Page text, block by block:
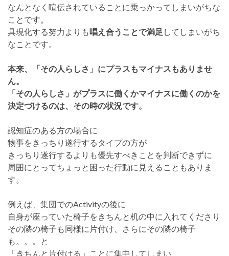
なんとなく喧伝されていることに乗っかってしまいがちな
ことです。
具現化する努力よりも唱え合うことで満足 してしまいがち
なことです。
本来、「その人らしさ」にプラスもマイナスもありませ
ん。
「その人らしさ」がプラスに働くかマイナスに働くのかを
決定づけるのは、その時の状況です。
認知症のある方の場合に
物事をきっちり遂行するタイプの方が
きっちり遂行するよりも優先すべきことを判断できずに
周囲にとってちょっと困った行動に見えることもありま
す。
例えば、集団でのActivityの後に
自身が座っていた椅子をきちんと机の中に入れてくださり
その隣の椅子も同様に片付け、さらにその隣の椅子
も。。。と
「きちんと片付ける」ことに集中してしまい